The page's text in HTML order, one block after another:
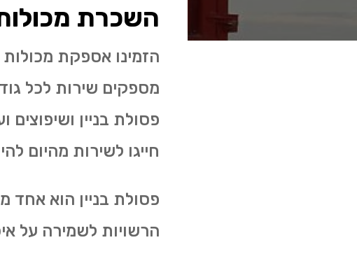
השכרת
הזמינו אספקת
חייגו לשירות מהיום
פסולת בניין הוא אחד
הרשויות לשמירה על